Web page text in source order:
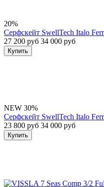
20%
Серфскейт SwellTech Italo
27 200 руб 34 000 руб
Купить
NEW 30%
Серфскейт SwellTech Italo
23 800 руб 34 000 руб
Купить